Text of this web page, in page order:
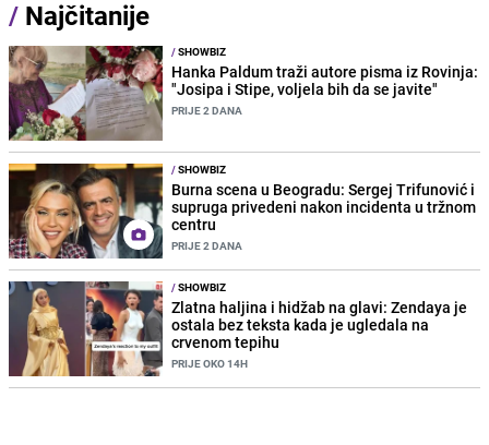
/ Najčitanije
/SHOWBIZ
Hanka Paldum traži autore pisma iz Rovinja:
"Josipa i Stipe, voljela bih da se javite"
PRIJE 2 DANA
/SHOWBIZ
Burna scena u Beogradu: Sergej Trifunović i
supruga privedeni nakon incidenta u tržnom
centru
PRIJE 2 DANA
/SHOWBIZ
Zlatna haljina i hidžab na glavi: Zendaya je
ostala bez teksta kada je ugledala na
crvenom tepihu
PRIJE OKO 14H